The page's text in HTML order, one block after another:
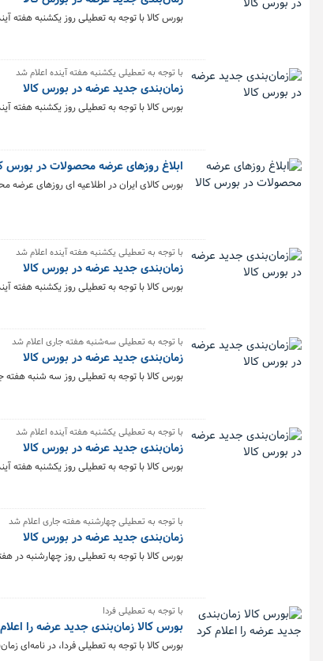
بورس کالا با توجه به تعطیلی روز یکشنبه هفته آینده (۶ اسفند)، زمان‌بندی جدید عرضه محصولات در هفته منتهی به ۹ اسفند را
با توجه به تعطیلی یکشنبه هفته آینده اعلام شد
زمان‌بندی جدید عرضه در بورس کالا
بورس کالا با توجه به تعطیلی روز یکشنبه هفته آینده (۲۲ بهمن)، زمان‌بندی جدید عرضه محصولات در هفته منتهی به ۲۵ بهمن را
ابلاغ روزهای عرضه محصولات در بورس
بورس کالای ایران در اطلاعیه ای روزهای عرضه
با توجه به تعطیلی یکشنبه هفته آینده اعلام شد
زمان‌بندی جدید عرضه در بورس کالا
بورس کالا با توجه به تعطیلی روز یکشنبه هفته آینده (۲۶ آذر)، زمان‌بندی جدید عرضه محصولات در هفته منتهی به ۲۹ آذر را
با توجه به تعطیلی سه‌شنبه هفته جاری اعلام شد
زمان‌بندی جدید عرضه در بورس کالا
بورس کالا با توجه به تعطیلی روز سه شنبه هفته جاری (۱۱ مهر)، زمان‌بندی جدید عرضه محصول‌ها در هفته منتهی به ۱۲
با توجه به تعطیلی یکشنبه هفته آینده اعلام شد
زمان‌بندی جدید عرضه در بورس کالا
بورس کالا با توجه به تعطیلی روز یکشنبه هفته آینده (۲ مهر)، زمان‌بندی جدید عرضه محصول‌ها در هفته منتهی به ۵ مهر را
با توجه به تعطیلی چهارشنبه هفته جاری اعلام شد
زمان‌بندی جدید عرضه در بورس کالا
بورس کالا با توجه به تعطیلی روز چهارشنبه در هفته جاری (۱۵ شهریور)، زمان‌بندی جدید عرضه محصول‌ها در هفته منتهی به
با توجه به تعطیلی فردا
بورس کالا زمان‌بندی جدید عرضه را
بورس کالا با توجه به تعطیلی فردا، در نامه‌ای زمان‌بندی